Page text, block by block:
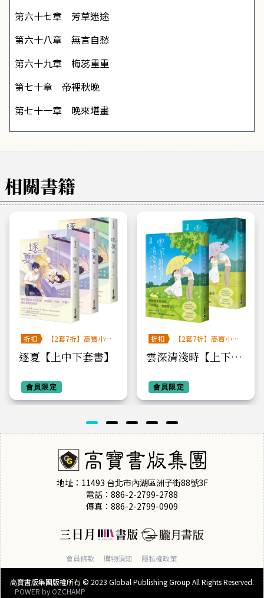
第六十七章 芳草迷途
第六十八章 無言自愁
第六十九章 梅蕊重重
第七十章 帝裡秋晚
第七十一章 晚來堪畫
相關書籍
折扣
【2套7折】高寶小說
逐夏【上中下套書】
會員限定
折扣
【2套7折】高寶小說
雲深清淺時【上下套
會員限定
地址：11493 台北市內湖區洲子街88號3F
電話：886-2-2799-2788
傳真：886-2-2799-0909
會員條款 購物須知 隱私權政策
高寶書版集團版權所有 © 2023 Global Publishing Group All Rights Reserved.
POWER by OZCHAMP